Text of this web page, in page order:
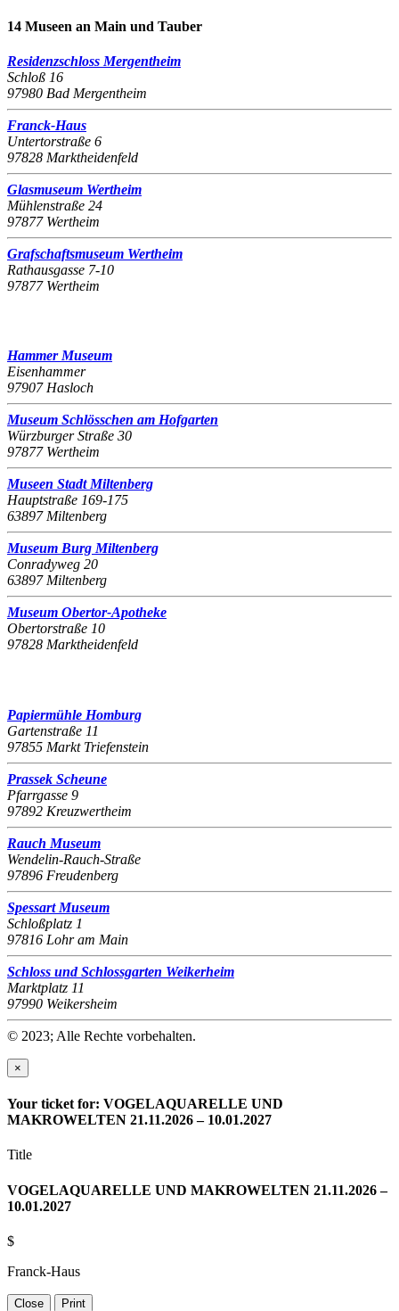
14 Museen an Main und Tauber
Residenzschloss Mergentheim
Schloß 16
97980 Bad Mergentheim
Franck-Haus
Untertorstraße 6
97828 Marktheidenfeld
Glasmuseum Wertheim
Mühlenstraße 24
97877 Wertheim
Grafschaftsmuseum Wertheim
Rathausgasse 7-10
97877 Wertheim
Hammer Museum
Eisenhammer
97907 Hasloch
Museum Schlösschen am Hofgarten
Würzburger Straße 30
97877 Wertheim
Museen Stadt Miltenberg
Hauptstraße 169-175
63897 Miltenberg
Museum Burg Miltenberg
Conradyweg 20
63897 Miltenberg
Museum Obertor-Apotheke
Obertorstraße 10
97828 Marktheidenfeld
Papiermühle Homburg
Gartenstraße 11
97855 Markt Triefenstein
Prassek Scheune
Pfarrgasse 9
97892 Kreuzwertheim
Rauch Museum
Wendelin-Rauch-Straße
97896 Freudenberg
Spessart Museum
Schloßplatz 1
97816 Lohr am Main
Schloss und Schlossgarten Weikerheim
Marktplatz 11
97990 Weikersheim
© 2023; Alle Rechte vorbehalten.
×
Your ticket for: VOGELAQUARELLE UND
MAKROWELTEN 21.11.2026 – 10.01.2027
Title
VOGELAQUARELLE UND MAKROWELTEN 21.11.2026 –
10.01.2027
$
Franck-Haus
Close Print